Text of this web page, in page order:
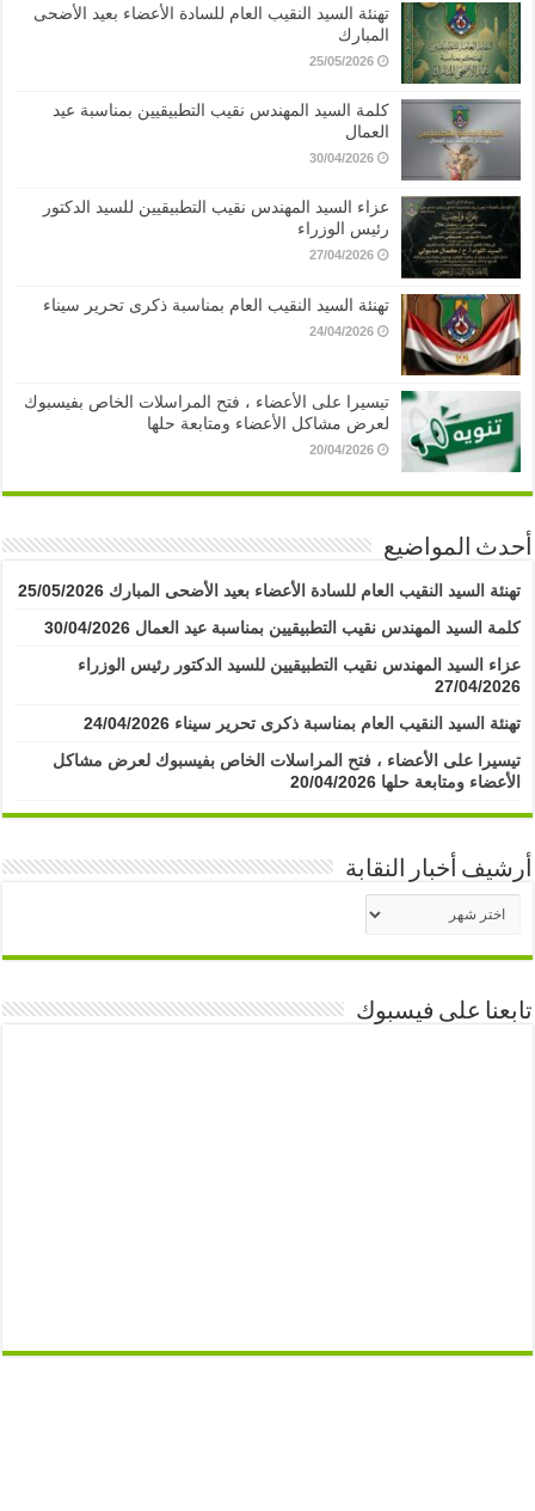
تهنئة السيد النقيب العام للسادة الأعضاء بعيد الأضحى
المبارك
25/05/2026
كلمة السيد المهندس نقيب التطبيقيين بمناسبة عيد
العمال
30/04/2026
عزاء السيد المهندس نقيب التطبيقيين للسيد الدكتور
رئيس الوزراء
27/04/2026
تهنئة السيد النقيب العام بمناسبة ذكرى تحرير سيناء
24/04/2026
تيسيرا على الأعضاء ، فتح المراسلات الخاص بفيسبوك
لعرض مشاكل الأعضاء ومتابعة حلها
20/04/2026
أحدث المواضيع
تهنئة السيد النقيب العام للسادة الأعضاء بعيد الأضحى المبارك 25/05/2026
كلمة السيد المهندس نقيب التطبيقيين بمناسبة عيد العمال 30/04/2026
عزاء السيد المهندس نقيب التطبيقيين للسيد الدكتور رئيس الوزراء
27/04/2026
تهنئة السيد النقيب العام بمناسبة ذكرى تحرير سيناء 24/04/2026
تيسيرا على الأعضاء ، فتح المراسلات الخاص بفيسبوك لعرض مشاكل
الأعضاء ومتابعة حلها 20/04/2026
أرشيف أخبار النقابة
أخبار
تابعنا على فيسبوك